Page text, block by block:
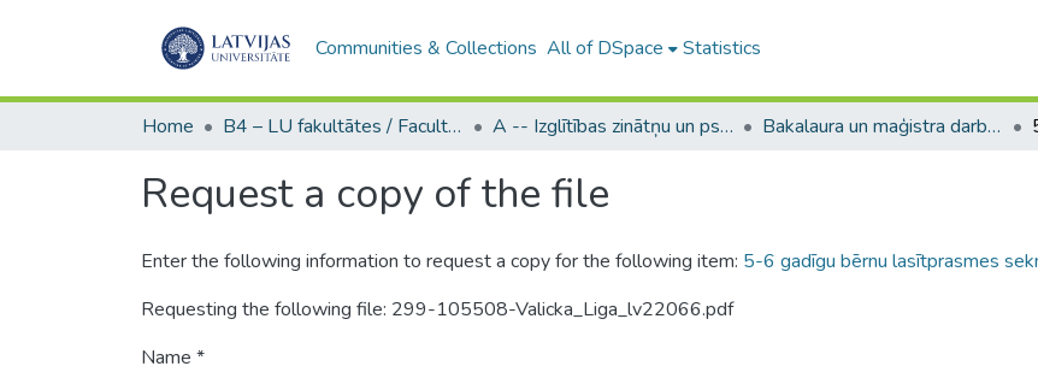
Communities & Collections All of DSpace Statistics
Home B4 – LU fakultātes / Faculties of the UL A -- Izglītības zinātņu un psiholoģijas fakultāte / Faculty of Education Sciences and Psychology Bakalaura un maģistra darbi (PPMF) / Bachelor's and Master's theses
Request a copy of the file
Enter the following information to request a copy for the following item: 5-6 gadīgu bērnu lasītprasmes
Requesting the following file: 299-105508-Valicka_Liga_lv22066.pdf
Name *